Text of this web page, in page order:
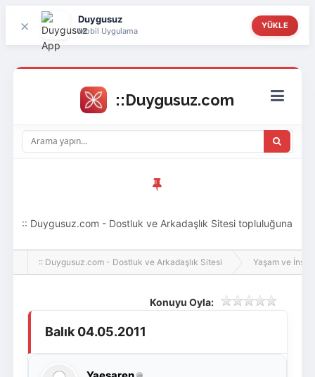
× Duygusuz
Mobil Uygulama
YÜKLE
Giriş Yap
:: Duygusuz.com - Dostluk ve Arkadaşlık Sitesi topluluğuna
hoş geldin ziyaretçi! Aramıza katılmak istersen kayıt
:: Duygusuz.com - Dostluk ve Arkadaşlık Sitesi Yaşam ve İnsan
Konuyu Oyla:
Balık 04.05.2011